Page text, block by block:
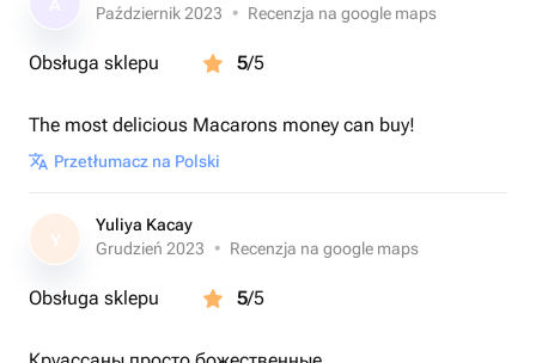
начинка— выберите любой из ваших вкусов. Конфеты
упаковке.
Październik 2023
• Recenzja na google maps
Obsługa sklepu 5/5
The most delicious Macarons money can buy!
Przetłumacz na Polski
Y
Yuliya Kacay
Grudzień 2023
• Recenzja na google maps
Obsługa sklepu 5/5